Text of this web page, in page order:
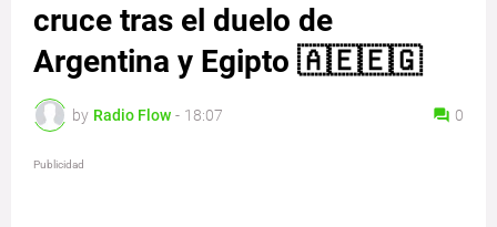
cruce tras el duelo de
Argentina y Egipto 🇦🇪🇪🇬
by Radio Flow - 18:07 0
Publicidad